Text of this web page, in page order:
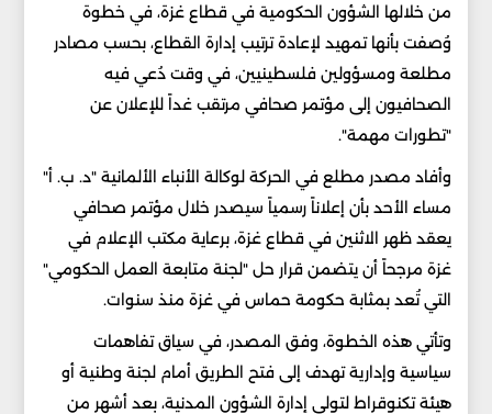
من خلالها الشؤون الحكومية في قطاع غزة، في خطوة
وُصفت بأنها تمهيد لإعادة ترتيب إدارة القطاع، بحسب مصادر
مطلعة ومسؤولين فلسطينيين، في وقت دُعي فيه
الصحافيون إلى مؤتمر صحافي مرتقب غداً للإعلان عن
"تطورات مهمة".
وأفاد مصدر مطلع في الحركة لوكالة الأنباء الألمانية "د. ب. أ"
مساء الأحد بأن إعلاناً رسمياً سيصدر خلال مؤتمر صحافي
يعقد ظهر الاثنين في قطاع غزة، برعاية مكتب الإعلام في
غزة مرجحاً أن يتضمن قرار حل "لجنة متابعة العمل الحكومي"
التي تُعد بمثابة حكومة حماس في غزة منذ سنوات.
وتأتي هذه الخطوة، وفق المصدر، في سياق تفاهمات
سياسية وإدارية تهدف إلى فتح الطريق أمام لجنة وطنية أو
هيئة تكنوقراط لتولي إدارة الشؤون المدنية، بعد أشهر من